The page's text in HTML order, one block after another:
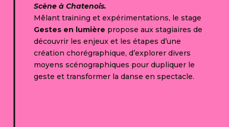
Scène à Chatenois.
Mêlant training et expérimentations, le stage
Gestes en lumière propose aux stagiaires de
découvrir les enjeux et les étapes d’une
création chorégraphique, d’explorer divers
moyens scénographiques pour dupliquer le
geste et transformer la danse en spectacle.